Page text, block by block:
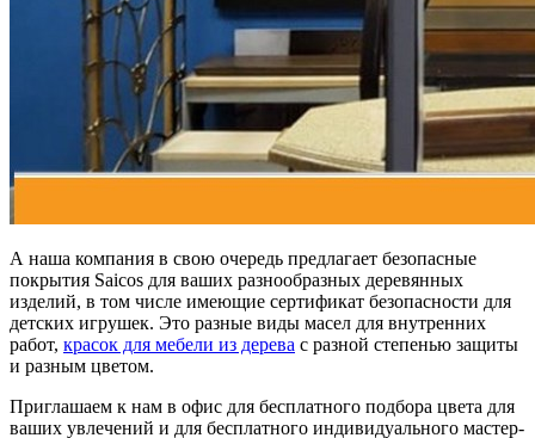
А наша компания в свою очередь предлагает безопасные
покрытия Saicos для ваших разнообразных деревянных
изделий, в том числе имеющие сертификат безопасности для
детских игрушек. Это разные виды масел для внутренних
работ, красок для мебели из дерева с разной степенью защиты
и разным цветом.
Приглашаем к нам в офис для бесплатного подбора цвета для
ваших увлечений и для бесплатного индивидуального мастер-